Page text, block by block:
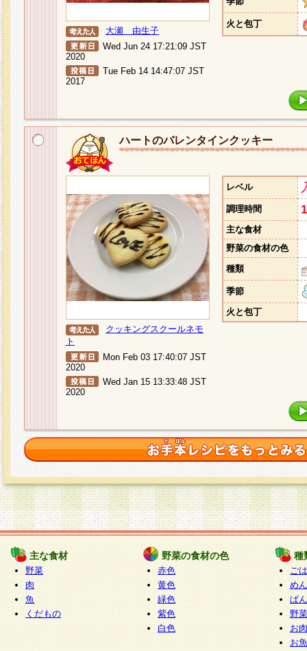
大瀬 由生子
Wed Jun 24 17:21:09 JST
2020
Tue Feb 14 14:47:07 JST
2017
火と包丁
ハートのバレンタインクッキー
クッキングスクールネモ
ト
Mon Feb 03 17:40:07 JST
2020
Wed Jan 15 13:33:48 JST
2020
レベル
調理時間
主な食材
野菜の食材の色
種類
季節
火と包丁
主な食材
野菜
肉
魚
くだもの
野菜の食材の色
赤色
黄色
緑色
紫色
白色
種
ご
めん
ぱん
野
お
お